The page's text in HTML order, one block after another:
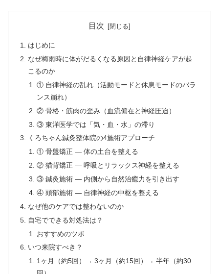
目次
はじめに
なぜ梅雨時に体がだるくなる原因と自律神経ケアが起
こるのか
① 自律神経の乱れ（活動モードと休息モードのバラ
ンス崩れ）
② 骨格・筋肉の歪み（血流偏在と神経圧迫）
③ 東洋医学では「気・血・水」の滞り
くろちゃん鍼灸整体院の4施術アプローチ
① 骨盤矯正 — 体の土台を整える
② 猫背矯正 — 呼吸とリラックス神経を整える
③ 鍼灸施術 — 内側から自然治癒力を引き出す
④ 頭部施術 — 自律神経の中枢を整える
なぜ他のケアでは整わないのか
自宅でできる対処法は？
おすすめのツボ
いつ来院すべき？
1ヶ月（約5回）→ 3ヶ月（約15回）→ 半年（約30